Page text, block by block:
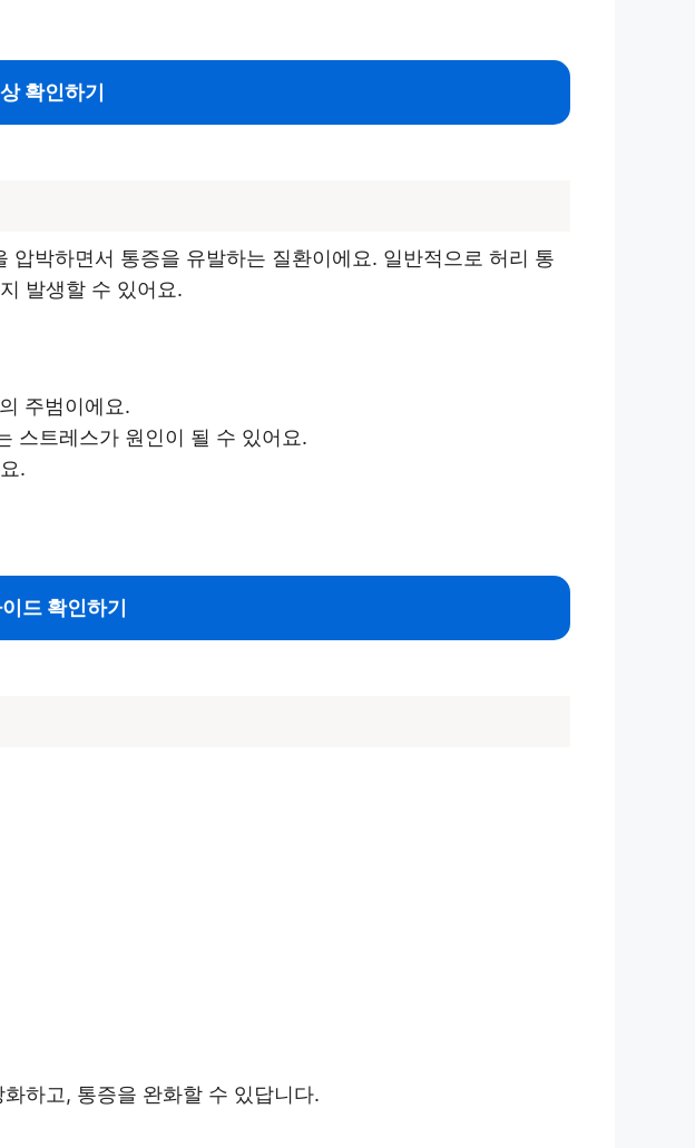
확인하기
박하면서 통증을 유발하는 질환이에요. 일반적으로 허리 통
발생할 수 있어요.
주범이에요.
스트레스가 원인이 될 수 있어요.
.
드 확인하기
하고, 통증을 완화할 수 있답니다.